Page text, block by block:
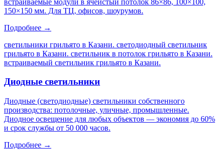
150×150 мм. Для ТЦ, офисов, шоурумов.
Подробнее →
светильники грильято в Казани. светодиодный светильник
грильято в Казани. светильник в потолок грильято в Казани.
встраиваемый светильник грильято в Казани.
Диодные светильники
Диодные (светодиодные) светильники собственного
производства: потолочные, уличные, промышленные.
Диодное освещение для любых объектов — экономия до 60%
и срок службы от 50 000 часов.
Подробнее →